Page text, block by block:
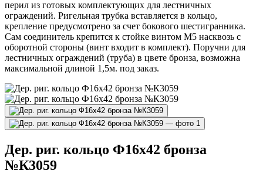
перил из готовых комплектующих для лестничных
ограждений. Ригельная трубка вставляется в кольцо,
крепление предусмотрено за счет бокового шестигранника.
Сам соединитель крепится к стойке винтом М5 насквозь с
оборотной стороны (винт входит в комплект). Поручни для
лестничных ограждений (труба) в цвете бронза, возможна
максимальной длиной 1,5м. под заказ.
Дер. риг. кольцо Ф16х42 бронза
№К3059